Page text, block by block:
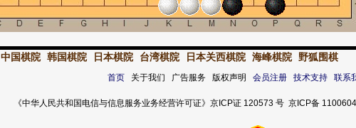
中国棋院 韩国棋院 日本棋院 台湾棋院 日本关西棋院 海峰棋院 野狐围棋
首页关于我们 广告服务 版权声明 会员注册 技术支持 联系
《中华人民共和国电信与信息服务业务经营许可证》京ICP证 120573 号 京ICP备